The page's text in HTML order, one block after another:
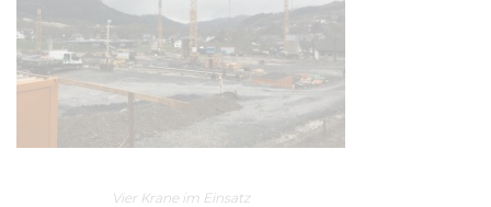
Vier Krane im Einsatz